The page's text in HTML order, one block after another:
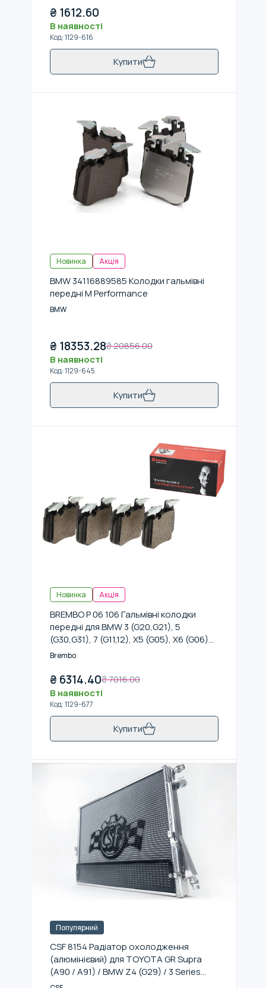
₴ 1612.60
В наявності
Код:1129-616
Купити
Новинка Акція
BMW 34116889585 Колодки гальмівні
передні M Performance
BMW
₴ 18353.28₴20856.00
В наявності
Код:1129-645
Купити
Новинка Акція
BREMBO P 06 106 Гальмівні колодки
передні для BMW 3 (G20,G21), 5
(G30,G31), 7 (G11,12), X5 (G05), X6 (G06)
17-
Brembo
₴ 6314.40₴7016.00
В наявності
Код:1129-677
Купити
Популярний
CSF 8154 Радіатор охолодження
(алюмінієвий) для TOYOTA GR Supra
(A90 / A91) / BMW Z4 (G29) / 3 Series
(G20 / G21) B58 Engine